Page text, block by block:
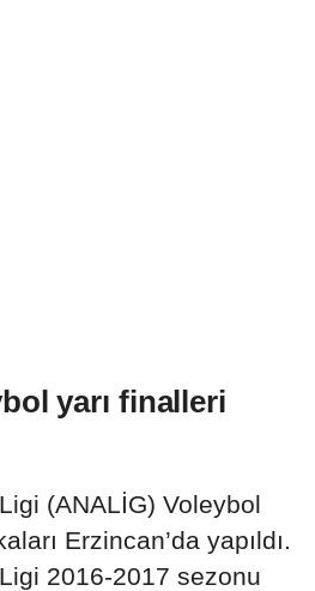
yarı finalleri
(ANALİG) Voleybol
Erzincan’da yapıldı.
2016-2017 sezonu